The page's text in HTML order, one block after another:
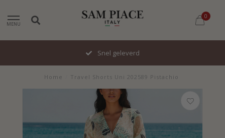
MENU
0
Snel geleverd
Home Travel Shorts Uni 202589 Pistachio